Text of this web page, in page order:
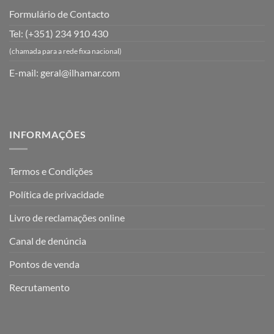
Formulário de Contacto
Tel: (+351) 234 910 430
(chamada para a rede fixa nacional)
E-mail: geral@ilhamar.com
INFORMAÇÕES
Termos e Condições
Política de privacidade
Livro de reclamações online
Canal de denúncia
Pontos de venda
Recrutamento